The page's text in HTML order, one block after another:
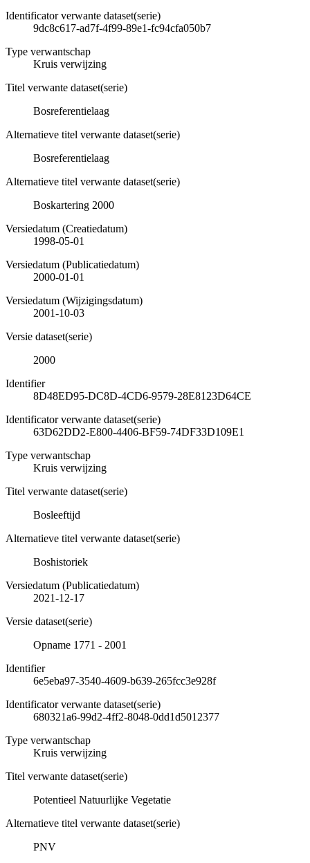
Identificator verwante dataset(serie)
9dc8c617-ad7f-4f99-89e1-fc94cfa050b7
Type verwantschap
Kruis verwijzing
Titel verwante dataset(serie)
Bosreferentielaag
Alternatieve titel verwante dataset(serie)
Bosreferentielaag
Alternatieve titel verwante dataset(serie)
Boskartering 2000
Versiedatum (Creatiedatum)
1998-05-01
Versiedatum (Publicatiedatum)
2000-01-01
Versiedatum (Wijzigingsdatum)
2001-10-03
Versie dataset(serie)
2000
Identifier
8D48ED95-DC8D-4CD6-9579-28E8123D64CE
Identificator verwante dataset(serie)
63D62DD2-E800-4406-BF59-74DF33D109E1
Type verwantschap
Kruis verwijzing
Titel verwante dataset(serie)
Bosleeftijd
Alternatieve titel verwante dataset(serie)
Boshistoriek
Versiedatum (Publicatiedatum)
2021-12-17
Versie dataset(serie)
Opname 1771 - 2001
Identifier
6e5eba97-3540-4609-b639-265fcc3e928f
Identificator verwante dataset(serie)
680321a6-99d2-4ff2-8048-0dd1d5012377
Type verwantschap
Kruis verwijzing
Titel verwante dataset(serie)
Potentieel Natuurlijke Vegetatie
Alternatieve titel verwante dataset(serie)
PNV